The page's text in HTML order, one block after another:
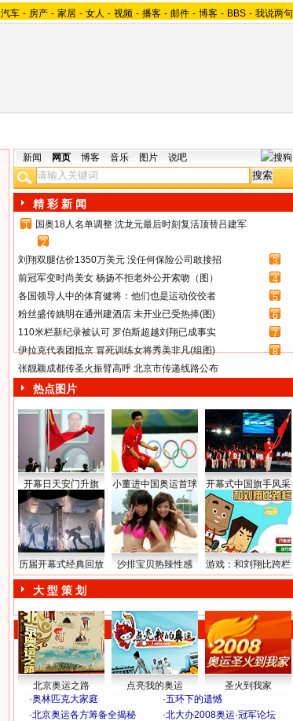
汽车 - 房产 - 家居 - 女人 - 视频 - 播客 - 邮件 - 博客 - BBS - 我说两句
新闻 网页 博客 音乐 图片 说吧
精 彩 新 闻
1
国奥18人名单调整 沈龙元最后时刻复活顶替吕建军
2
刘翔双腿估价1350万美元 没任何保险公司敢接招
3
前冠军变时尚美女 杨扬不拒老外公开索吻（图）
4
各国领导人中的体育健将：他们也是运动佼佼者
5
粉丝盛传姚明在通州建酒店 未开业已受热捧(图)
6
110米栏新纪录被认可 罗伯斯超越刘翔已成事实
7
伊拉克代表团抵京 冒死训练女将秀美非凡(组图)
8
张靓颖成都传圣火振臂高呼 北京市传递线路公布
热点图片
开幕日天安门升旗 小董进中国奥运首球 开幕式中国旗手风采
历届开幕式经典回放 沙排宝贝热辣性感 游戏：和刘翔比跨栏
大 型 策 划
北京奥运之路 点亮我的奥运
圣火到我家
·奥林匹克大家庭 ·五环下的遗憾
·北京奥运各方筹备全揭秘 ·北大办2008奥运·冠军论坛